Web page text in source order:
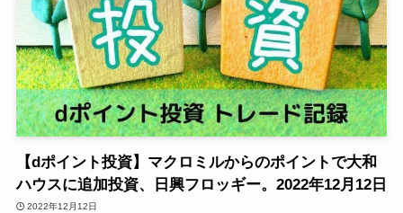
【dポイント投資】マクロミルからのポイントで大和
ハウスに追加投資、日興フロッギー。2022年12月12日
2022年12月12日